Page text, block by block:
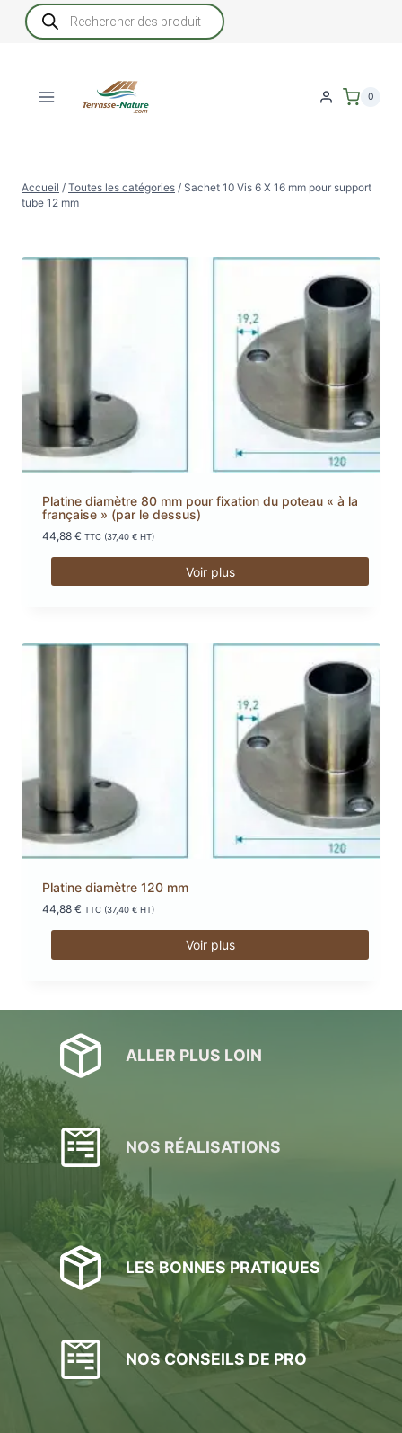
Recherche
de
produits
0
Accueil / Toutes les catégories / Sachet 10 Vis 6 X 16 mm pour support
tube 12 mm
Platine diamètre 80 mm pour fixation du poteau « à la
française » (par le dessus)
44,88 € TTC (37,40 € HT)
Voir plus
Platine diamètre 120 mm
44,88 € TTC (37,40 € HT)
Voir plus
ALLER PLUS LOIN
NOS RÉALISATIONS
LES BONNES PRATIQUES
NOS CONSEILS DE PRO